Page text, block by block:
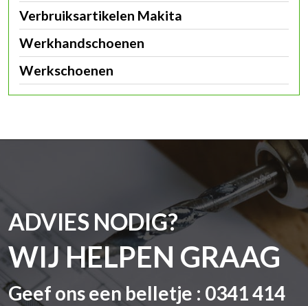
Verbruiksartikelen Makita
Werkhandschoenen
Werkschoenen
ADVIES NODIG?
WIJ HELPEN GRAAG
Geef ons een belletje : 0341 414